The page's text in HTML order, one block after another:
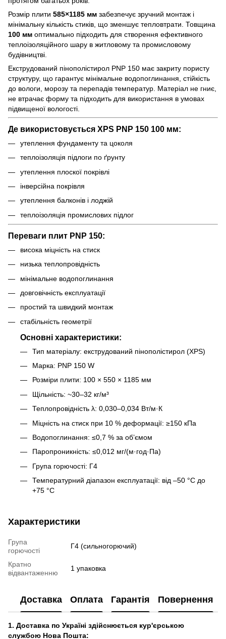
Розмір плити 585×1185 мм забезпечує зручний монтаж і
мінімальну кількість стиків, що зменшує тепловтрати. Товщина
100 мм оптимально підходить для створення ефективного
теплоізоляційного шару в житловому та промисловому
будівництві.
Екструдований пінополістирол PNP 150 має закриту пористу
структуру, що гарантує мінімальне водопоглинання, стійкість
до вологи, морозу та перепадів температур. Матеріал не гниє,
не втрачає форму та підходить для використання в умовах
підвищеної вологості.
Де використовується XPS PNP 150 100 мм:
утеплення фундаменту та цоколя
теплоізоляція підлоги по ґрунту
утеплення плоскої покрівлі
інверсійна покрівля
утеплення балконів і лоджій
теплоізоляція промислових підлог
Переваги плит PNP 150:
висока міцність на стиск
низька теплопровідність
мінімальне водопоглинання
довговічність експлуатації
простий та швидкий монтаж
стабільність геометрії
Основні характеристики:
Тип матеріалу: екструдований пінополістирол (XPS)
Марка: PNP 150 W
Розміри плити: 100 × 550 × 1185 мм
Щільність: ~30–32 кг/м³
Теплопровідність λ: 0,030–0,034 Вт/м·К
Міцність на стиск при 10 % деформації: ≥150 кПа
Водопоглинання: ≤0,7 % за об’ємом
Паропроникність: ≤0,012 мг/(м·год·Па)
Група горючості: Г4
Температурний діапазон експлуатації: від –50 °C до
+75 °C
Характеристики
Група
горючості
Г4 (сильногорючий)
Кратно
відвантаженню
1 упаковка
Доставка Оплата Гарантія Повернення
1. Доставка по Україні здійснюється кур'єрською
службою Нова Пошта: